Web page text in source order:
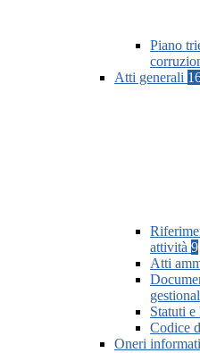
Piano
Atti generali
attività 9
Atti
Statuti
Codice
Oneri